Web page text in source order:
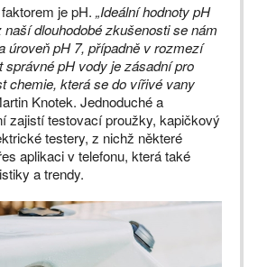
je pH. „Ideální hodnoty pH
dlouhodobé zkušenosti se nám
úroveň pH 7, případně v rozmezí
pH vody je zásadní pro
chemie, která se do vířivé vany
Knotek. Jednoduché a
zajistí testovací proužky, kapičkový
testery, z nichž některé
aplikaci v telefonu, která také
a trendy.